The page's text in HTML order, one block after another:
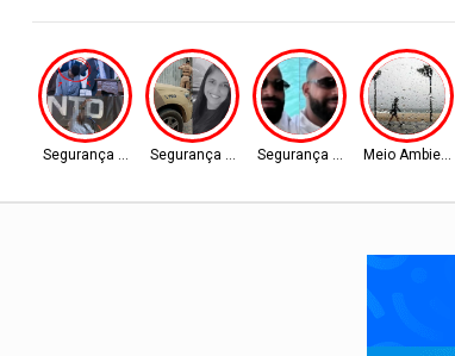
Segurança PúblicaSegurança PúblicaSegurança PúblicaMeio Ambiente